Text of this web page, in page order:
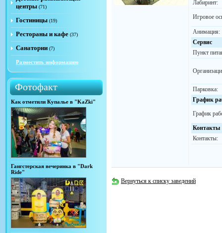
центры (71)
Гостиницы (19)
Рестораны и кафе (37)
Санатории (7)
Разместить информацию
Фотофакт
Как отметили Купалье в "KaZki"
Гангстерская вечеринка в "Dark
Ride"
Лабиринт:
Игровое
Анимация:
Сервис
Пункт
Парковка:
График
График
Контакты
Контакты:
Вернуться к списку заведений